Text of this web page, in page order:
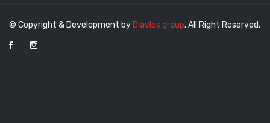
© Copyright & Development by Diavlos group. All Right Reserved.